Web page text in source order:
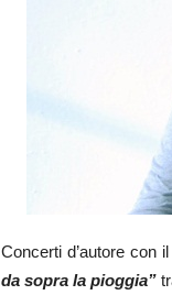
Concerti d’autore con il
da sopra la pioggia”